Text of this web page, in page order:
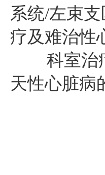
系统/左束
疗及难治性
科室治疗
天性心脏病